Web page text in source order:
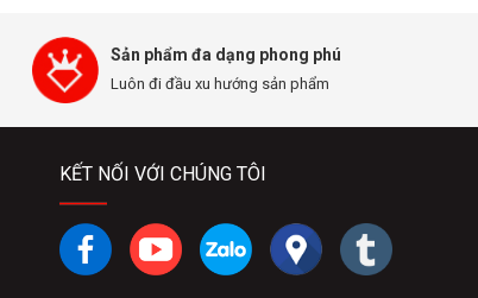
Sản phẩm đa dạng phong phú
Luôn đi đầu xu hướng sản phẩm
KẾT NỐI VỚI CHÚNG TÔI